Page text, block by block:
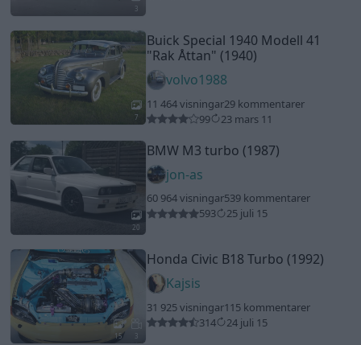
3
7
Buick Special 1940 Modell 41
"Rak Åttan" (1940)
volvo1988
11 464 visningar29 kommentarer
99
23 mars 11
20
BMW M3 turbo (1987)
jon-as
60 964 visningar539 kommentarer
593
25 juli 15
15 3
Honda Civic B18 Turbo (1992)
Kajsis
31 925 visningar115 kommentarer
314
24 juli 15